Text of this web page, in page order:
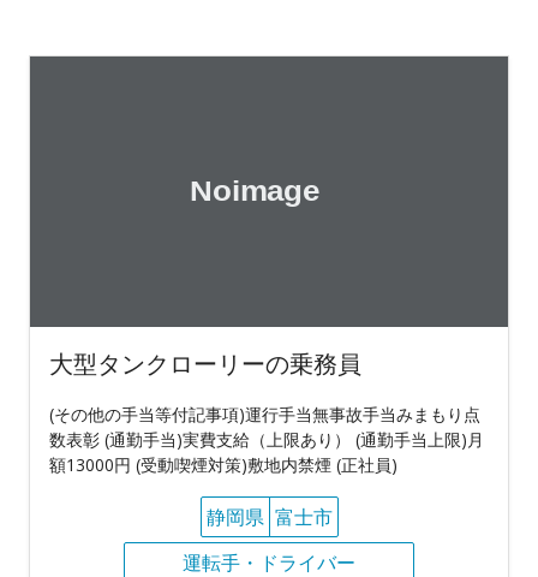
大型タンクローリーの乗務員
(その他の手当等付記事項)運行手当無事故手当みまもり点
数表彰 (通勤手当)実費支給（上限あり） (通勤手当上限)月
額13000円 (受動喫煙対策)敷地内禁煙 (正社員)
静岡県 富士市
運転手・ドライバー